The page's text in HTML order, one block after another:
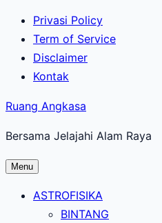
Lewati
konten
utama
Privasi Policy
Term of Service
Disclaimer
Kontak
Ruang Angkasa
Bersama Jelajahi Alam Raya
Menu
ASTROFISIKA
BINTANG